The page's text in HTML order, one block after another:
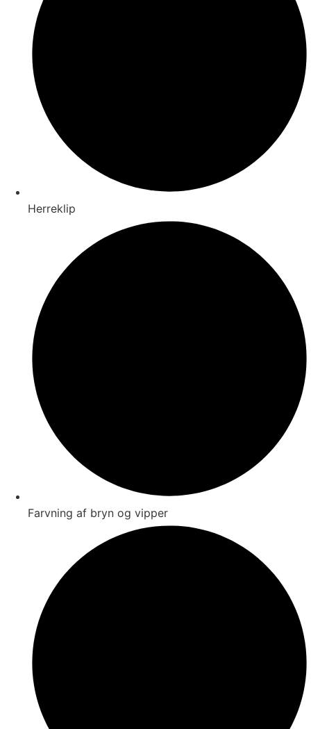
Herreklip
Farvning af bryn og vipper